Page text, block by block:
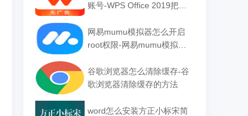
账号-WPS Office 2019把切
网易mumu模拟器怎么开启
root权限-网易mumu模拟器
谷歌浏览器怎么清除缓存-谷
歌浏览器清除缓存的方法
word怎么安装方正小标宋简